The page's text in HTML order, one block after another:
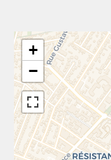
+
−